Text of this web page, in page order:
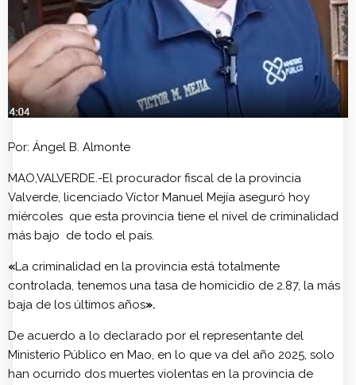
Por: Ángel B. Almonte
MAO,VALVERDE.-El procurador fiscal de la provincia
Valverde, licenciado Víctor Manuel Mejía aseguró hoy
miércoles que esta provincia tiene el nivel de criminalidad
más bajo de todo el país.
«La criminalidad en la provincia está totalmente
controlada, tenemos una tasa de homicidio de 2.87, la más
baja de los últimos años».
De acuerdo a lo declarado por el representante del
Ministerio Público en Mao, en lo que va del año 2025, solo
han ocurrido dos muertes violentas en la provincia de